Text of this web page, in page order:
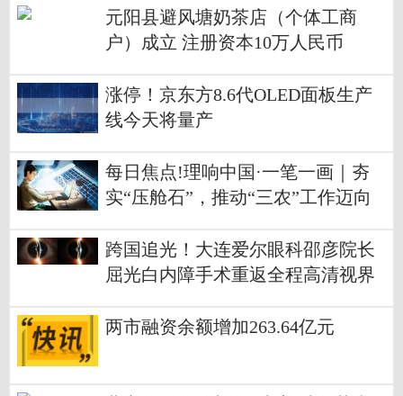
元阳县避风塘奶茶店（个体工商
户）成立 注册资本10万人民币
涨停！京东方8.6代OLED面板生产
线今天将量产
每日焦点!理响中国·一笔一画｜夯
实“压舱石”，推动“三农”工作迈向
跨国追光！大连爱尔眼科邵彦院长
屈光白内障手术重返全程高清视界
两市融资余额增加263.64亿元